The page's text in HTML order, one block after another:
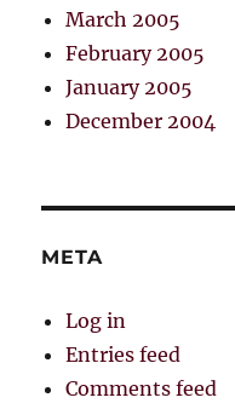
March 2005
February 2005
January 2005
December 2004
META
Log in
Entries feed
Comments feed